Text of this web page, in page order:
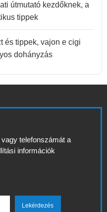
útmutató kezdőknek, a
tippek
és tippek, vajon e cigi
dohányzás
telefonszámát a
információk